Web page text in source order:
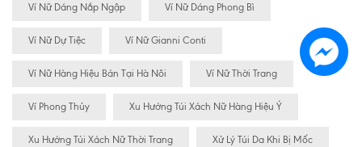
Ví Nữ Dáng Nắp Ngập Ví Nữ Dáng Phong Bì
Ví Nữ Dự Tiệc Ví Nữ Gianni Conti
Ví Nữ Hàng Hiệu Bán Tại Hà Nôi Ví Nữ Thời Trang
Ví Phong Thủy Xu Hướng Túi Xách Nữ Hàng Hiệu Ý
Xu Hướng Túi Xách Nữ Thời Trang Xử Lý Túi Da Khi Bị Mốc